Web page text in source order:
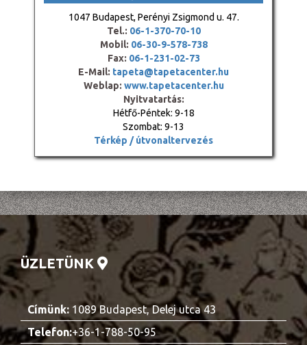
1047 Budapest, Perényi Zsigmond u. 47.
Tel.: 06-1-370-70-10
Mobil: 06-30-9-578-738
Fax: 06-1-231-02-73
E-Mail: tapeta@tapetacenter.hu
Weblap: www.tapetacenter.hu
Nyitvatartás:
Hétfő-Péntek: 9-18
Szombat: 9-13
Térkép / útvonaltervezés
ÜZLETÜNK
Címünk: 1089 Budapest, Delej utca 43
Telefon:+36-1-788-50-95